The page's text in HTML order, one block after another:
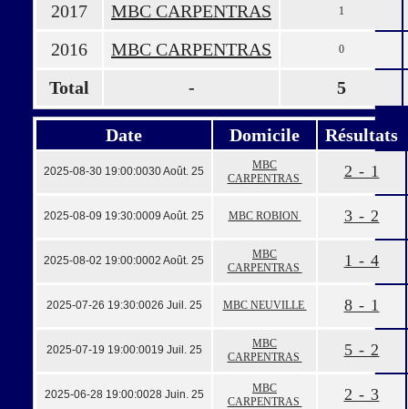
2017 MBC CARPENTRAS 1
2016 MBC CARPENTRAS 0
Total - 5
Date Domicile Résultats
2025-08-30 19:00:0030 Août. 25
MBC
CARPENTRAS
2 - 1
2025-08-09 19:30:0009 Août. 25 MBC ROBION 3 - 2
2025-08-02 19:00:0002 Août. 25
MBC
CARPENTRAS
1 - 4
2025-07-26 19:30:0026 Juil. 25 MBC NEUVILLE 8 - 1
2025-07-19 19:00:0019 Juil. 25
MBC
CARPENTRAS
5 - 2
2025-06-28 19:00:0028 Juin. 25
MBC
CARPENTRAS
2 - 3